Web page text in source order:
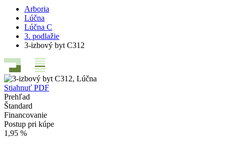
Arboria
Lúčna
Lúčna C
3. podlažie
3-izbový byt C312
Stiahnuť PDF
Prehľad
Štandard
Financovanie
Postup pri kúpe
1,95 %